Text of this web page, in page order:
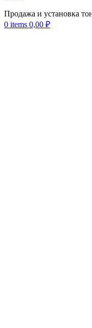
Продажа и установка
0 items 0,00 ₽